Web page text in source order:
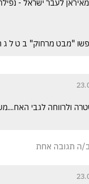
"מבט מרחוק" ב ט ל ג
ה תגובה אחת